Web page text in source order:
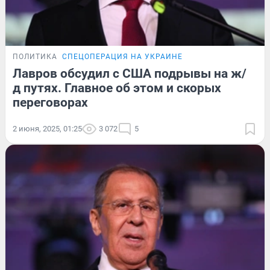
ПОЛИТИКА СПЕЦОПЕРАЦИЯ НА УКРАИНЕ
Лавров обсудил с США подрывы на ж/
д путях. Главное об этом и скорых
переговорах
2 июня, 2025, 01:25 3 072 5